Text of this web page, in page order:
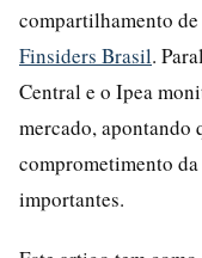
compartilhamento
Finsiders Brasil.
Central e o Ipea
mercado, apontando
comprometimento
importantes.